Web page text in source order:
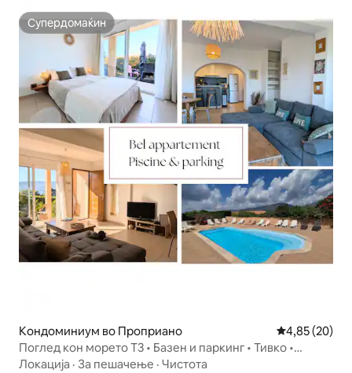
Супердомаќин
Супердомаќин
Кондоминиум во Проприано Просечна
4,85 (20)
Поглед кон морето T3 • Базен и паркинг • Тивко •
Пропријано
Локација · За пешачење · Чистота